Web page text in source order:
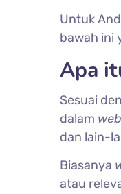
Untuk
bawah ini
Apa
Sesuai
dalam
dan lain-
Biasanya
atau